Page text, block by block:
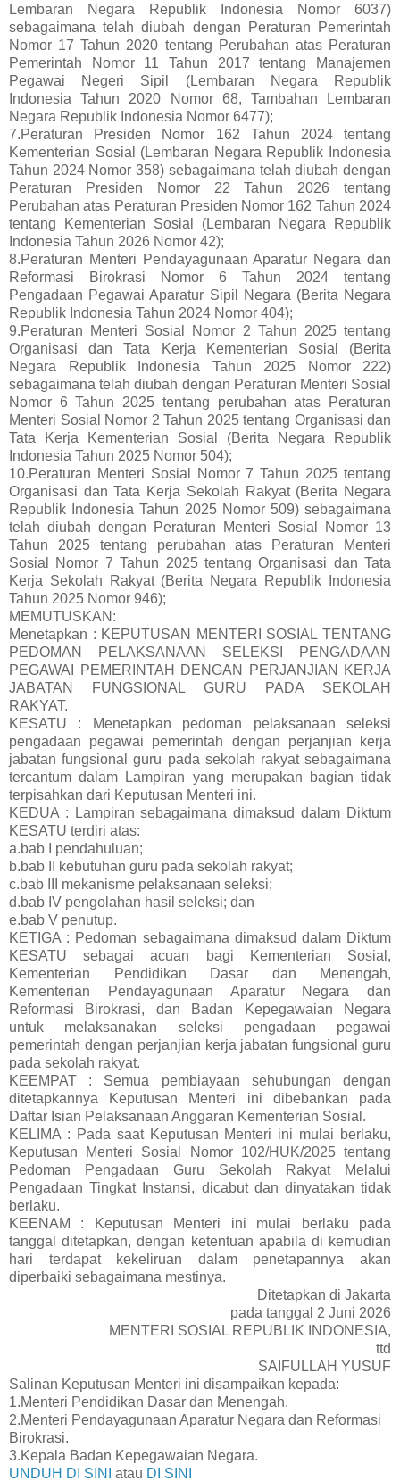
Lembaran Negara Republik Indonesia Nomor 6037)
sebagaimana telah diubah dengan Peraturan Pemerintah
Nomor 17 Tahun 2020 tentang Perubahan atas Peraturan
Pemerintah Nomor 11 Tahun 2017 tentang Manajemen
Pegawai Negeri Sipil (Lembaran Negara Republik
Indonesia Tahun 2020 Nomor 68, Tambahan Lembaran
Negara Republik Indonesia Nomor 6477);
7.Peraturan Presiden Nomor 162 Tahun 2024 tentang
Kementerian Sosial (Lembaran Negara Republik Indonesia
Tahun 2024 Nomor 358) sebagaimana telah diubah dengan
Peraturan Presiden Nomor 22 Tahun 2026 tentang
Perubahan atas Peraturan Presiden Nomor 162 Tahun 2024
tentang Kementerian Sosial (Lembaran Negara Republik
Indonesia Tahun 2026 Nomor 42);
8.Peraturan Menteri Pendayagunaan Aparatur Negara dan
Reformasi Birokrasi Nomor 6 Tahun 2024 tentang
Pengadaan Pegawai Aparatur Sipil Negara (Berita Negara
Republik Indonesia Tahun 2024 Nomor 404);
9.Peraturan Menteri Sosial Nomor 2 Tahun 2025 tentang
Organisasi dan Tata Kerja Kementerian Sosial (Berita
Negara Republik Indonesia Tahun 2025 Nomor 222)
sebagaimana telah diubah dengan Peraturan Menteri Sosial
Nomor 6 Tahun 2025 tentang perubahan atas Peraturan
Menteri Sosial Nomor 2 Tahun 2025 tentang Organisasi dan
Tata Kerja Kementerian Sosial (Berita Negara Republik
Indonesia Tahun 2025 Nomor 504);
10.Peraturan Menteri Sosial Nomor 7 Tahun 2025 tentang
Organisasi dan Tata Kerja Sekolah Rakyat (Berita Negara
Republik Indonesia Tahun 2025 Nomor 509) sebagaimana
telah diubah dengan Peraturan Menteri Sosial Nomor 13
Tahun 2025 tentang perubahan atas Peraturan Menteri
Sosial Nomor 7 Tahun 2025 tentang Organisasi dan Tata
Kerja Sekolah Rakyat (Berita Negara Republik Indonesia
Tahun 2025 Nomor 946);
MEMUTUSKAN:
Menetapkan : KEPUTUSAN MENTERI SOSIAL TENTANG
PEDOMAN PELAKSANAAN SELEKSI PENGADAAN
PEGAWAI PEMERINTAH DENGAN PERJANJIAN KERJA
JABATAN FUNGSIONAL GURU PADA SEKOLAH
RAKYAT.
KESATU : Menetapkan pedoman pelaksanaan seleksi
pengadaan pegawai pemerintah dengan perjanjian kerja
jabatan fungsional guru pada sekolah rakyat sebagaimana
tercantum dalam Lampiran yang merupakan bagian tidak
terpisahkan dari Keputusan Menteri ini.
KEDUA : Lampiran sebagaimana dimaksud dalam Diktum
KESATU terdiri atas:
a.bab I pendahuluan;
b.bab II kebutuhan guru pada sekolah rakyat;
c.bab III mekanisme pelaksanaan seleksi;
d.bab IV pengolahan hasil seleksi; dan
e.bab V penutup.
KETIGA : Pedoman sebagaimana dimaksud dalam Diktum
KESATU sebagai acuan bagi Kementerian Sosial,
Kementerian Pendidikan Dasar dan Menengah,
Kementerian Pendayagunaan Aparatur Negara dan
Reformasi Birokrasi, dan Badan Kepegawaian Negara
untuk melaksanakan seleksi pengadaan pegawai
pemerintah dengan perjanjian kerja jabatan fungsional guru
pada sekolah rakyat.
KEEMPAT : Semua pembiayaan sehubungan dengan
ditetapkannya Keputusan Menteri ini dibebankan pada
Daftar Isian Pelaksanaan Anggaran Kementerian Sosial.
KELIMA : Pada saat Keputusan Menteri ini mulai berlaku,
Keputusan Menteri Sosial Nomor 102/HUK/2025 tentang
Pedoman Pengadaan Guru Sekolah Rakyat Melalui
Pengadaan Tingkat Instansi, dicabut dan dinyatakan tidak
berlaku.
KEENAM : Keputusan Menteri ini mulai berlaku pada
tanggal ditetapkan, dengan ketentuan apabila di kemudian
hari terdapat kekeliruan dalam penetapannya akan
diperbaiki sebagaimana mestinya.
Ditetapkan di Jakarta
pada tanggal 2 Juni 2026
MENTERI SOSIAL REPUBLIK INDONESIA,
ttd
SAIFULLAH YUSUF
Salinan Keputusan Menteri ini disampaikan kepada:
1.Menteri Pendidikan Dasar dan Menengah.
2.Menteri Pendayagunaan Aparatur Negara dan Reformasi
Birokrasi.
3.Kepala Badan Kepegawaian Negara.
UNDUH DI SINI
atau DI SINI